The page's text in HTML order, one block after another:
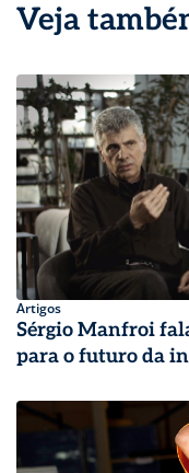
Veja
Artigos
Sérgio Manfroi
para o futuro da